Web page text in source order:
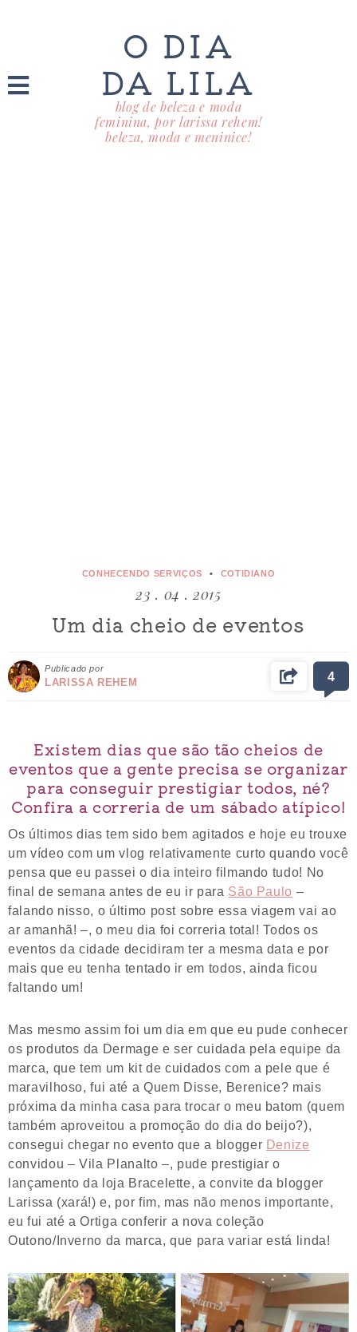
O DIA
DA LILA
blog de beleza e moda
feminina, por larissa rehem!
beleza, moda e meninice!
CONHECENDO SERVIÇOS COTIDIANO
23 . 04 . 2015
Um dia cheio de eventos
Publicado por
LARISSA REHEM 4
Existem dias que são tão cheios de
eventos que a gente precisa se organizar
para conseguir prestigiar todos, né?
Confira a correria de um sábado atípico!
Os últimos dias tem sido bem agitados e hoje eu trouxe
um vídeo com um vlog relativamente curto quando você
pensa que eu passei o dia inteiro filmando tudo! No
final de semana antes de eu ir para São Paulo –
falando nisso, o último post sobre essa viagem vai ao
ar amanhã! –, o meu dia foi correria total! Todos os
eventos da cidade decidiram ter a mesma data e por
mais que eu tenha tentado ir em todos, ainda ficou
faltando um!
Mas mesmo assim foi um dia em que eu pude conhecer
os produtos da Dermage e ser cuidada pela equipe da
marca, que tem um kit de cuidados com a pele que é
maravilhoso, fui até a Quem Disse, Berenice? mais
próxima da minha casa para trocar o meu batom (quem
também aproveitou a promoção do dia do beijo?),
consegui chegar no evento que a blogger Denize
convidou – Vila Planalto –, pude prestigiar o
lançamento da loja Bracelette, a convite da blogger
Larissa (xará!) e, por fim, mas não menos importante,
eu fui até a Ortiga conferir a nova coleção
Outono/Inverno da marca, que para variar está linda!